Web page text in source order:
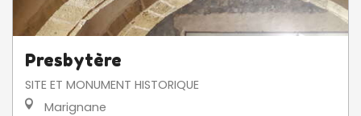
Presbytère
SITE ET MONUMENT HISTORIQUE
Marignane